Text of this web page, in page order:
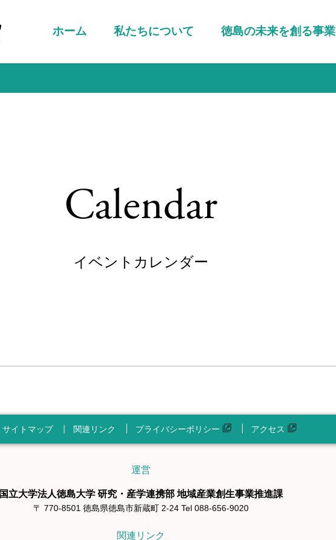
ホーム 私たちについて 徳島の未来を創る事業
Calendar
イベントカレンダー
サイトマップ 関連リンク プライバシーポリシー アクセス
運営
国立大学法人徳島大学 研究・産学連携部 地域産業創生事業推進課
〒 770-8501 徳島県徳島市新蔵町 2-24 Tel 088-656-9020
関連リンク